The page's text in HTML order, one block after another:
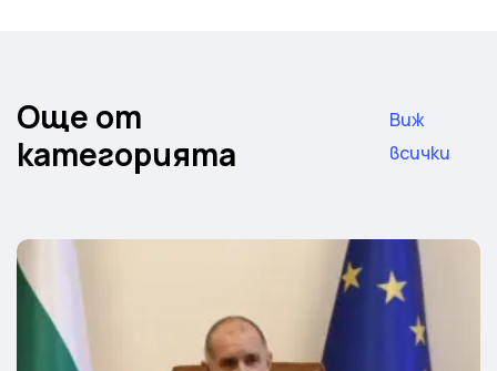
Още от
категорията
Виж
всички